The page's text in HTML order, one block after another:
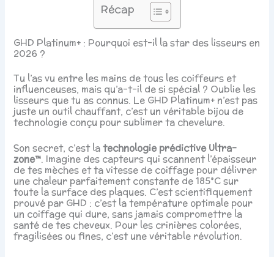
Récap
GHD Platinum+ : Pourquoi est-il la star des lisseurs en
2026 ?
Tu l’as vu entre les mains de tous les coiffeurs et
influenceuses, mais qu’a-t-il de si spécial ? Oublie les
lisseurs que tu as connus. Le GHD Platinum+ n’est pas
juste un outil chauffant, c’est un véritable bijou de
technologie conçu pour sublimer ta chevelure.
Son secret, c’est latechnologie prédictive Ultra-
zone™. Imagine des capteurs qui scannent l’épaisseur
de tes mèches et ta vitesse de coiffage pour délivrer
une chaleur parfaitement constante de 185°C sur
toute la surface des plaques. C’est scientifiquement
prouvé par GHD : c’est la température optimale pour
un coiffage qui dure, sans jamais compromettre la
santé de tes cheveux. Pour les crinières colorées,
fragilisées ou fines, c’est une véritable révolution.